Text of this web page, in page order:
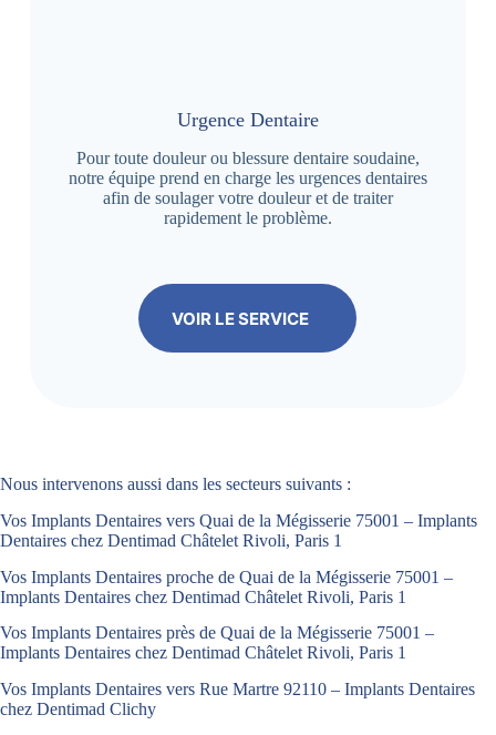
Urgence Dentaire
Pour toute douleur ou blessure dentaire soudaine,
notre équipe prend en charge les urgences dentaires
afin de soulager votre douleur et de traiter
rapidement le problème.
VOIR LE SERVICE
Nous intervenons aussi dans les secteurs suivants :
Vos Implants Dentaires vers Quai de la Mégisserie 75001 – Implants
Dentaires chez Dentimad Châtelet Rivoli, Paris 1
Vos Implants Dentaires proche de Quai de la Mégisserie 75001 –
Implants Dentaires chez Dentimad Châtelet Rivoli, Paris 1
Vos Implants Dentaires près de Quai de la Mégisserie 75001 –
Implants Dentaires chez Dentimad Châtelet Rivoli, Paris 1
Vos Implants Dentaires vers Rue Martre 92110 – Implants Dentaires
chez Dentimad Clichy